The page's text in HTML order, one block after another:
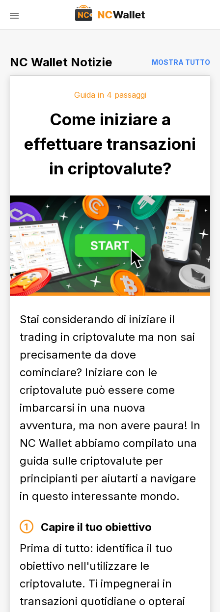
NC Wallet Notizie MOSTRA TUTTO
Guida in 4 passaggi
Come iniziare a
effettuare transazioni
in criptovalute?
Stai considerando di iniziare il
trading in criptovalute ma non sai
precisamente da dove
cominciare? Iniziare con le
criptovalute può essere come
imbarcarsi in una nuova
avventura, ma non avere paura! In
NC Wallet abbiamo compilato una
guida sulle criptovalute per
principianti per aiutarti a navigare
in questo interessante mondo.
Capire il tuo obiettivo
Prima di tutto: identifica il tuo
obiettivo nell'utilizzare le
criptovalute. Ti impegnerai in
transazioni quotidiane o opterai